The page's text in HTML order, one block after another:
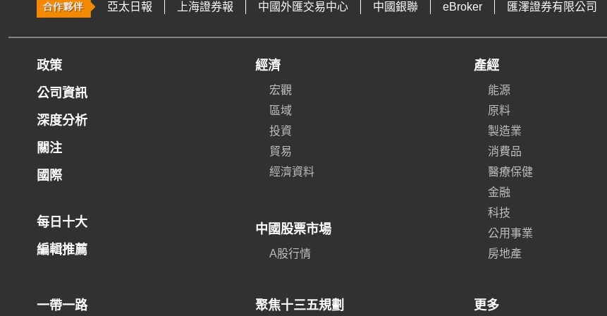
亞太日報 上海證券報 中國外匯交易中心 中國銀聯 eBroker 匯澤證券有限公司
政策
公司資訊
深度分析
關注
國際
每日十大
編輯推薦
經濟
宏觀
區域
投資
貿易
經濟資料
中國股票市場
A股行情
產經
能源
原料
製造業
消費品
醫療保健
金融
科技
公用事業
房地產
一帶一路 聚焦十三五規劃 更多